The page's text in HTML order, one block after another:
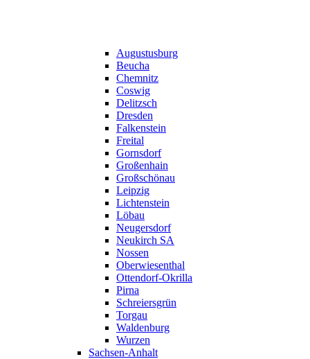
Augustusburg
Beucha
Chemnitz
Coswig
Delitzsch
Dresden
Falkenstein
Freital
Gornsdorf
Großenhain
Großschönau
Leipzig
Lichtenstein
Löbau
Neugersdorf
Neukirch SA
Nossen
Oberwiesenthal
Ottendorf-Okrilla
Pirna
Schreiersgrün
Torgau
Waldenburg
Wurzen
Sachsen-Anhalt